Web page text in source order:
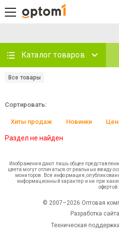
Каталог товаров
Все товары
Сортировать:
Хиты продаж Новинки
Раздел не найден
Изображения дают лишь общее
цвета могут отличаться от реальных ввиду
мониторов. Вся информация,
информационный характер и ни при
офертой.
© 2007–2026 Оптовая
Разработка
Техническая